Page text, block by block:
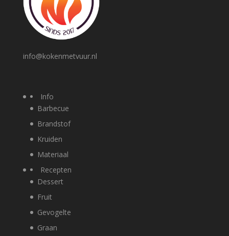
info@kokenmetvuur.nl
Info
Barbecue
Brandstof
Kruiden
Materiaal
Recepten
Dessert
Fruit
Gevogelte
Graan